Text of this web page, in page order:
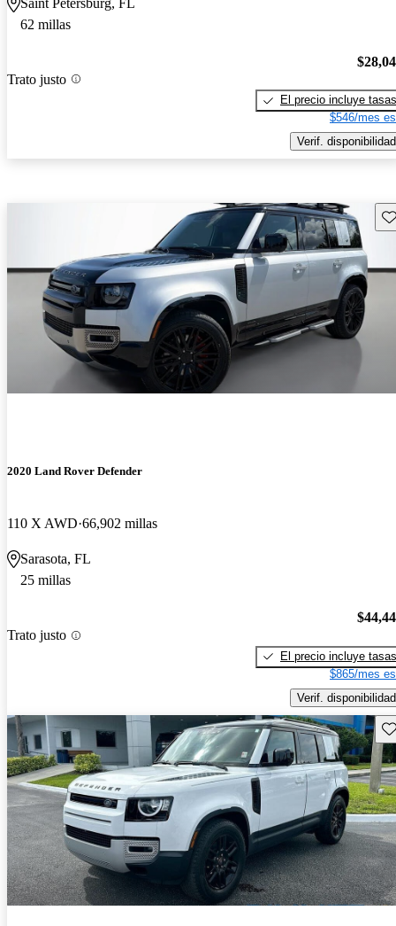
62 millas
Trato justo
El precio incluye tasas
$546/mes
Verif. disponibilidad
2020 Land Rover Defender
110 X AWD 66,902 millas
Sarasota, FL
25 millas
Trato justo
El precio incluye tasas
$865/mes
Verif. disponibilidad